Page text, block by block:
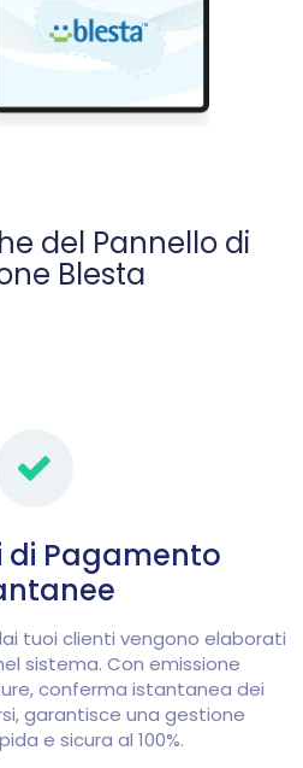
del Pannello di
Blesta
di Pagamento
tuoi clienti vengono elaborati
sistema. Con emissione
conferma istantanea dei
garantisce una gestione
e sicura al 100%.